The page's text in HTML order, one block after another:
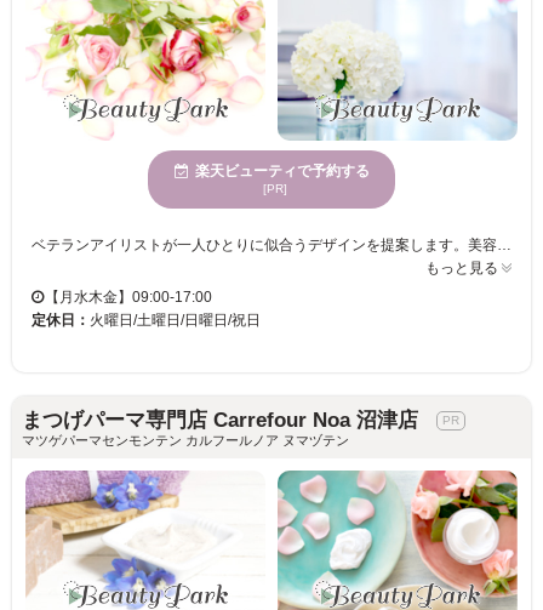
楽天ビューティで予約する
[PR]
もっと見る
【月水木金】09:00-17:00
定休日： 火曜日/土曜日/日曜日/祝日
まつげパーマ専門店 Carrefour Noa 沼津店
マツゲパーマセンモンテン カルフールノア ヌマヅテン